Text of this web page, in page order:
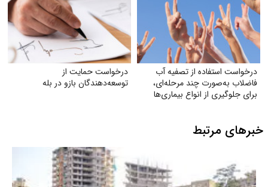
درخواست استفاده از تصفیه آب
فاضلاب به‌صورت چند مرحله‌ای،
برای جلوگیری از انواع بیماری‌ها
درخواست حمایت از
توسعه‌دهندگان بازو در بله
خبرهای مرتبط